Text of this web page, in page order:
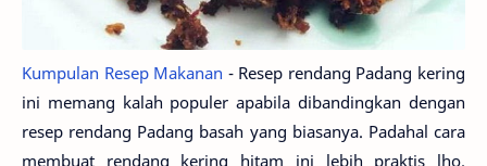
Kumpulan Resep Makanan - Resep rendang Padang kering
ini memang kalah populer apabila dibandingkan dengan
resep rendang Padang basah yang biasanya. Padahal cara
membuat rendang kering hitam ini lebih praktis lho.